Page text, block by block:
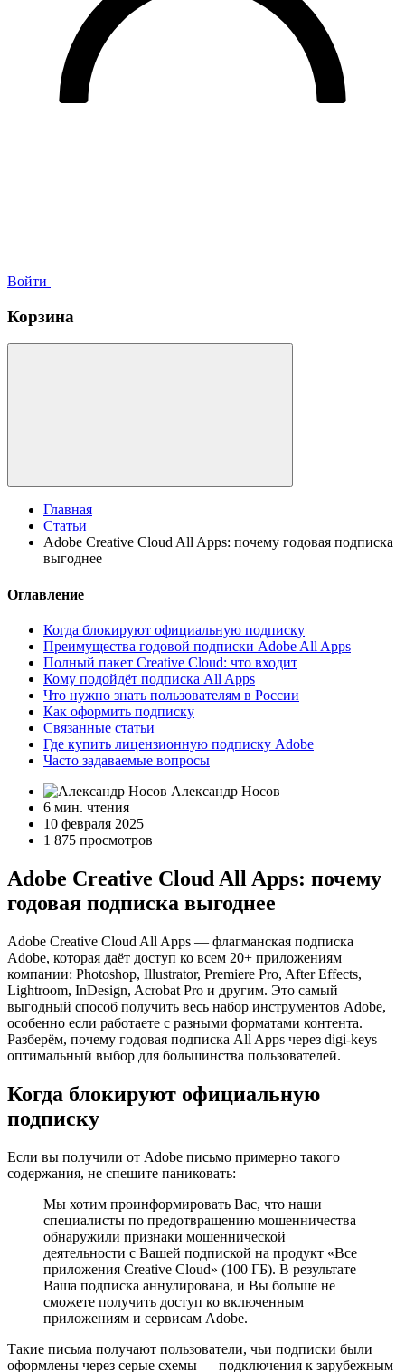
Войти
Корзина
Главная
Статьи
Adobe Creative Cloud All Apps: почему годовая подписка
выгоднее
Оглавление
Когда блокируют официальную подписку
Преимущества годовой подписки Adobe All Apps
Полный пакет Creative Cloud: что входит
Кому подойдёт подписка All Apps
Что нужно знать пользователям в России
Как оформить подписку
Связанные статьи
Где купить лицензионную подписку Adobe
Часто задаваемые вопросы
Александр Носов
6 мин. чтения
10 февраля 2025
1 875 просмотров
Adobe Creative Cloud All Apps: почему
годовая подписка выгоднее
Adobe Creative Cloud All Apps — флагманская подписка
Adobe, которая даёт доступ ко всем 20+ приложениям
компании: Photoshop, Illustrator, Premiere Pro, After Effects,
Lightroom, InDesign, Acrobat Pro и другим. Это самый
выгодный способ получить весь набор инструментов Adobe,
особенно если работаете с разными форматами контента.
Разберём, почему годовая подписка All Apps через digi-keys —
оптимальный выбор для большинства пользователей.
Когда блокируют официальную
подписку
Если вы получили от Adobe письмо примерно такого
содержания, не спешите паниковать:
Мы хотим проинформировать Вас, что наши
специалисты по предотвращению мошенничества
обнаружили признаки мошеннической
деятельности с Вашей подпиской на продукт «Все
приложения Creative Cloud» (100 ГБ). В результате
Ваша подписка аннулирована, и Вы больше не
сможете получить доступ ко включенным
приложениям и сервисам Adobe.
Такие письма получают пользователи, чьи подписки были
оформлены через серые схемы — подключения к зарубежным